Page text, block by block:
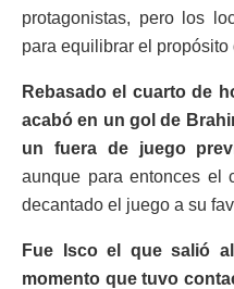
protagonistas, pero los
para equilibrar el propósito
Rebasado el cuarto de
acabó en un gol de
un fuera de juego
aunque para entonces el
decantado el juego a su
Fue Isco el que salió
momento que tuvo